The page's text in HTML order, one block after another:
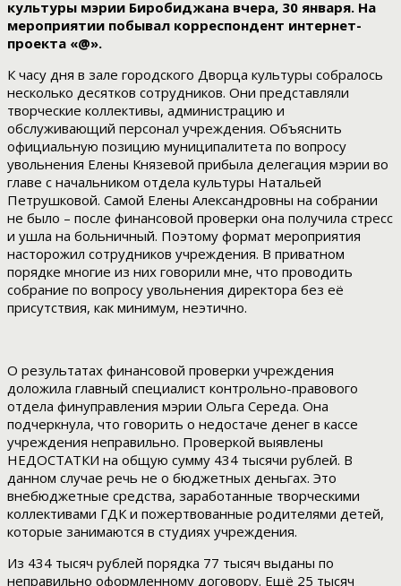
культуры мэрии Биробиджана вчера, 30 января. На
мероприятии побывал корреспондент интернет-
проекта «@».
К часу дня в зале городского Дворца культуры собралось
несколько десятков сотрудников. Они представляли
творческие коллективы, администрацию и
обслуживающий персонал учреждения. Объяснить
официальную позицию муниципалитета по вопросу
увольнения Елены Князевой прибыла делегация мэрии во
главе с начальником отдела культуры Натальей
Петрушковой. Самой Елены Александровны на собрании
не было – после финансовой проверки она получила стресс
и ушла на больничный. Поэтому формат мероприятия
насторожил сотрудников учреждения. В приватном
порядке многие из них говорили мне, что проводить
собрание по вопросу увольнения директора без её
присутствия, как минимум, неэтично.
О результатах финансовой проверки учреждения
доложила главный специалист контрольно-правового
отдела финуправления мэрии Ольга Середа. Она
подчеркнула, что говорить о недостаче денег в кассе
учреждения неправильно. Проверкой выявлены
НЕДОСТАТКИ на общую сумму 434 тысячи рублей. В
данном случае речь не о бюджетных деньгах. Это
внебюджетные средства, заработанные творческими
коллективами ГДК и пожертвованные родителями детей,
которые занимаются в студиях учреждения.
Из 434 тысяч рублей порядка 77 тысяч выданы по
неправильно оформленному договору. Ещё 25 тысяч